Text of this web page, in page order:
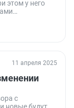
этом у него
11 апреля 2025
с
новые будут